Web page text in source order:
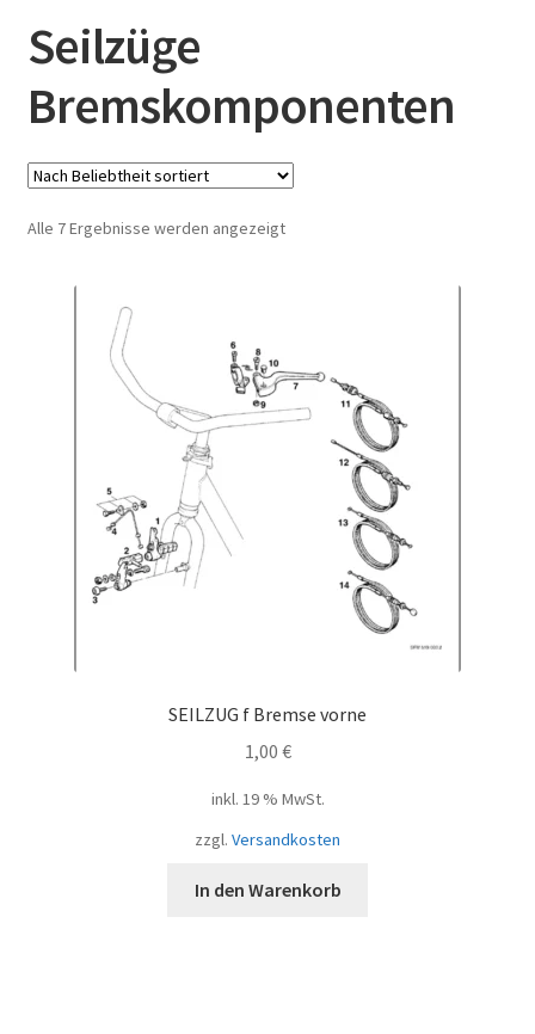
Seilzüge
Bremskomponenten
Alle 7 Ergebnisse werden angezeigtNach
SEILZUG f Bremse vorne
1,00 €
inkl. 19 % MwSt.
zzgl. Versandkosten
In den Warenkorb